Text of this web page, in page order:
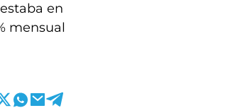
en
mensual